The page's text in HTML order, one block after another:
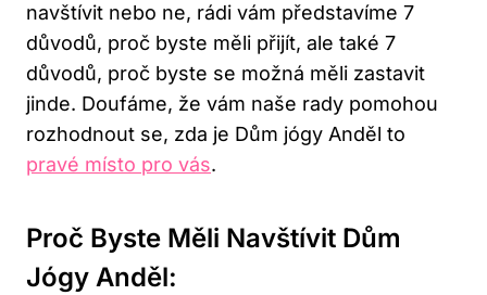
navštívit nebo ne, rádi vám představíme 7
důvodů, proč byste měli přijít, ale také 7
důvodů, proč byste se možná měli zastavit
jinde. Doufáme, že vám naše rady pomohou
rozhodnout se, zda je Dům jógy Anděl to
pravé místo pro vás.
Proč Byste Měli Navštívit Dům
Jógy Anděl: